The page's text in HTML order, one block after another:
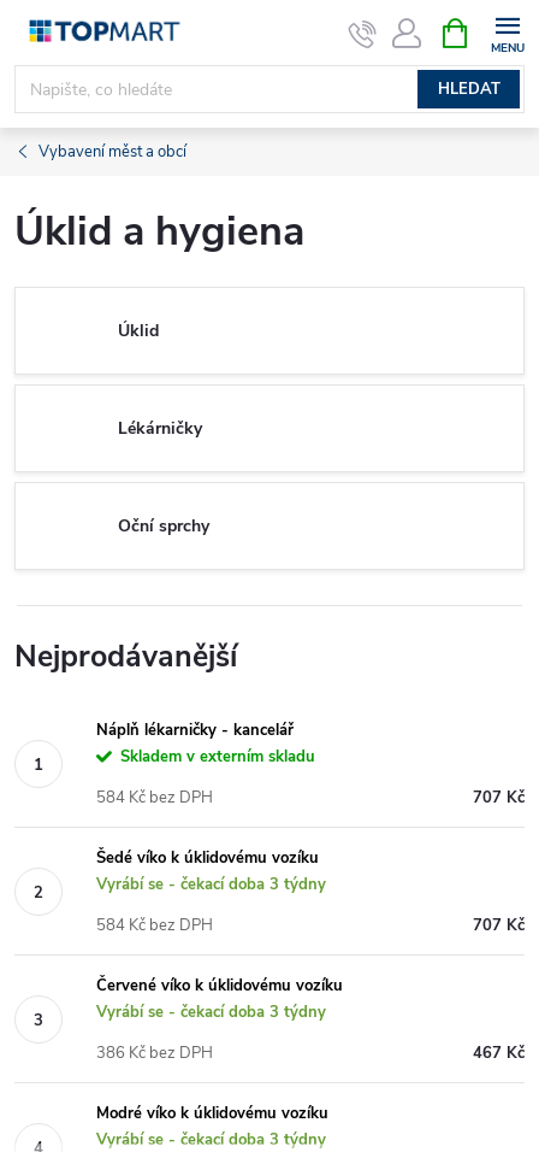
Přejít
obsah
HLEDAT
NÁKUPNÍ
KOŠÍK
Vybavení měst a obcí
Úklid a hygiena
Úklid
Lékárničky
Oční sprchy
Nejprodávanější
Náplň lékarničky - kancelář
Skladem v externím skladu
707 Kč
584 Kč bez DPH
Šedé víko k úklidovému vozíku
Vyrábí se - čekací doba 3 týdny
707 Kč
584 Kč bez DPH
Červené víko k úklidovému vozíku
Vyrábí se - čekací doba 3 týdny
467 Kč
386 Kč bez DPH
Modré víko k úklidovému vozíku
Vyrábí se - čekací doba 3 týdny